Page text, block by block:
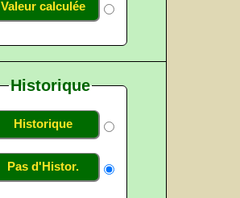
Valeur calculée
Historique
Historique
Pas d'Histor.